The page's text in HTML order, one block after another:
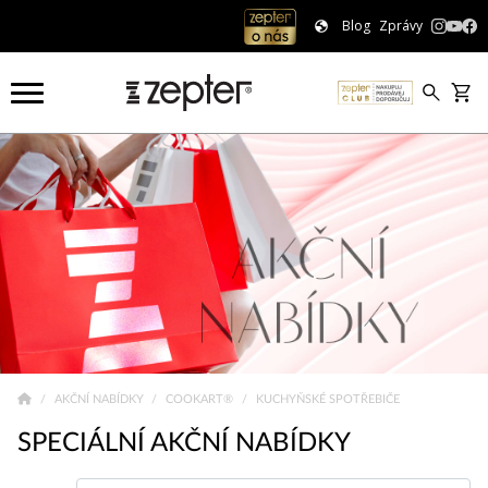
Blog Zprávy
AKČNÍ NABÍDKY COOKART® KUCHYŇSKÉ SPOTŘEBIČE
SPECIÁLNÍ AKČNÍ NABÍDKY